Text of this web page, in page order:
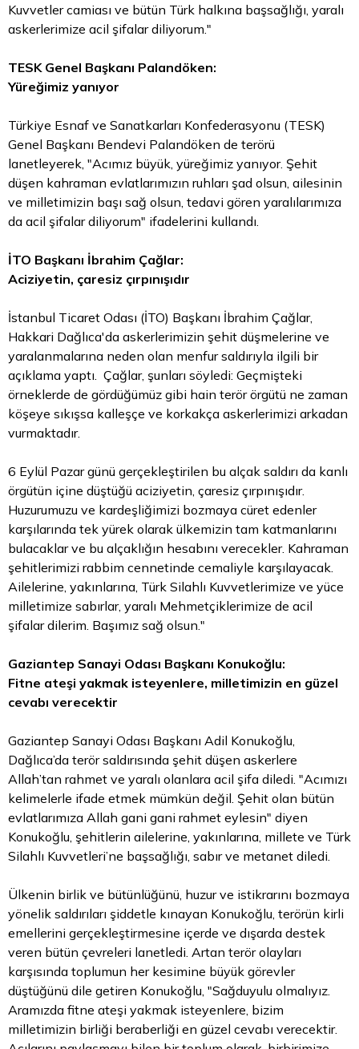
Kuvvetler camiası ve bütün Türk halkına başsağlığı, yaralı
askerlerimize acil şifalar diliyorum."
TESK Genel Başkanı Palandöken:
Yüreğimiz yanıyor
Türkiye Esnaf ve Sanatkarları Konfederasyonu (TESK)
Genel Başkanı Bendevi Palandöken de terörü
lanetleyerek, "Acımız büyük, yüreğimiz yanıyor. Şehit
düşen kahraman evlatlarımızın ruhları şad olsun, ailesinin
ve milletimizin başı sağ olsun, tedavi gören yaralılarımıza
da acil şifalar diliyorum" ifadelerini kullandı.
İTO Başkanı İbrahim Çağlar:
Aciziyetin, çaresiz çırpınışıdır
İstanbul Ticaret Odası (İTO) Başkanı İbrahim Çağlar,
Hakkari Dağlıca'da askerlerimizin şehit düşmelerine ve
yaralanmalarına neden olan menfur saldırıyla ilgili bir
açıklama yaptı. Çağlar, şunları söyledi: Geçmişteki
örneklerde de gördüğümüz gibi hain terör örgütü ne zaman
köşeye sıkışsa kalleşçe ve korkakça askerlerimizi arkadan
vurmaktadır.
6 Eylül Pazar günü gerçekleştirilen bu alçak saldırı da kanlı
örgütün içine düştüğü aciziyetin, çaresiz çırpınışıdır.
Huzurumuzu ve kardeşliğimizi bozmaya cüret edenler
karşılarında tek yürek olarak ülkemizin tam katmanlarını
bulacaklar ve bu alçaklığın hesabını verecekler. Kahraman
şehitlerimizi rabbim cennetinde cemaliyle karşılayacak.
Ailelerine, yakınlarına, Türk Silahlı Kuvvetlerimize ve yüce
milletimize sabırlar, yaralı Mehmetçiklerimize de acil
şifalar dilerim. Başımız sağ olsun."
Gaziantep Sanayi Odası Başkanı Konukoğlu:
Fitne ateşi yakmak isteyenlere, milletimizin en güzel
cevabı verecektir
Gaziantep Sanayi Odası Başkanı Adil Konukoğlu,
Dağlıca’da terör saldırısında şehit düşen askerlere
Allah’tan rahmet ve yaralı olanlara acil şifa diledi. "Acımızı
kelimelerle ifade etmek mümkün değil. Şehit olan bütün
evlatlarımıza Allah gani gani rahmet eylesin" diyen
Konukoğlu, şehitlerin ailelerine, yakınlarına, millete ve Türk
Silahlı Kuvvetleri’ne başsağlığı, sabır ve metanet diledi.
Ülkenin birlik ve bütünlüğünü, huzur ve istikrarını bozmaya
yönelik saldırıları şiddetle kınayan Konukoğlu, terörün kirli
emellerini gerçekleştirmesine içerde ve dışarda destek
veren bütün çevreleri lanetledi. Artan terör olayları
karşısında toplumun her kesimine büyük görevler
düştüğünü dile getiren Konukoğlu, "Sağduyulu olmalıyız.
Aramızda fitne ateşi yakmak isteyenlere, bizim
milletimizin birliği beraberliği en güzel cevabı verecektir.